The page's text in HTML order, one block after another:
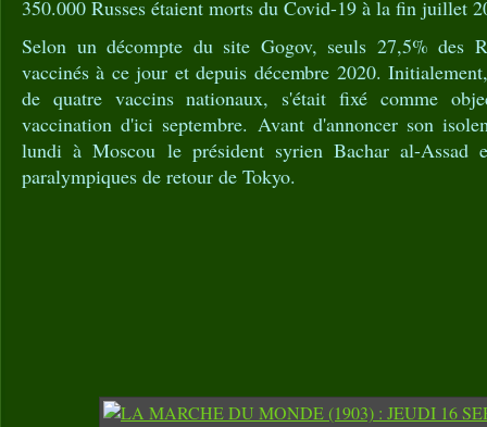
350.000 Russes étaient morts du Covid-19 à la fin juillet
Selon un décompte du site Gogov, seuls 27,5% des
vaccinés à ce jour et depuis décembre 2020.
de quatre vaccins nationaux, s'était fixé comme
vaccination d'ici septembre. Avant d'annoncer son
lundi à Moscou le président syrien Bachar al-Assad
paralympiques de retour de Tokyo.